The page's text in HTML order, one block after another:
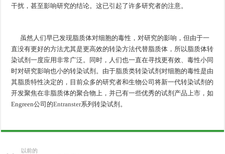
干扰，甚至影响研究的结论。这已引起了许多研究者的注意。
虽然人们早已发现脂质体对细胞的毒性，对研究的影响，但由于一
直没有更好的方法尤其是更高效的转染方法代替脂质体，所以脂质体转
染试剂一度应用非常广泛。同时，人们也一直在寻找更有效、毒性小同
时对研究影响也小的转染试剂。由于脂质类转染试剂对细胞的毒性是由
其脂质特性决定的，目前众多的研究者和生物公司将新一代转染试剂的
开发聚焦在非脂质体的聚合物上，并已有一些优秀的试剂产品上市，如
Engreen公司的Entranster系列转染试剂。
以前的